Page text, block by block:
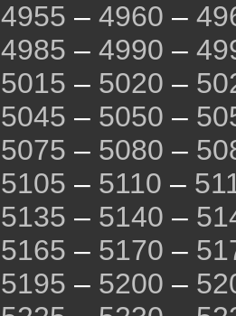
4955 – 4960 –
4985 – 4990 –
5015 – 5020 –
5045 – 5050 –
5075 – 5080 –
5105 – 5110 –
5135 – 5140 –
5165 – 5170 –
5195 – 5200 –